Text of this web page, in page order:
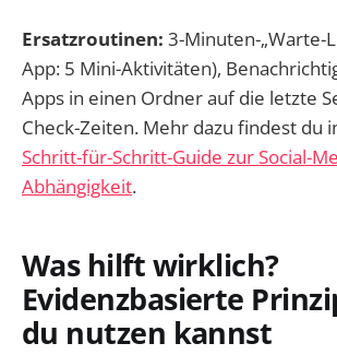
Ersatzroutinen: 3-Minuten-„Warte-
App: 5 Mini-Aktivitäten),
Apps in einen Ordner auf die letzte
Check-Zeiten. Mehr dazu findest du
Schritt-für-Schritt-Guide zur Social-
Abhängigkeit.
Was hilft wirklich?
Evidenzbasierte
du nutzen kannst